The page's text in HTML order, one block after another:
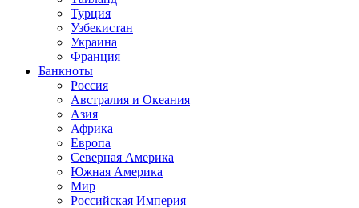
Турция
Узбекистан
Украина
Франция
Банкноты
Россия
Австралия и Океания
Азия
Африка
Европа
Северная Америка
Южная Америка
Мир
Российская Империя